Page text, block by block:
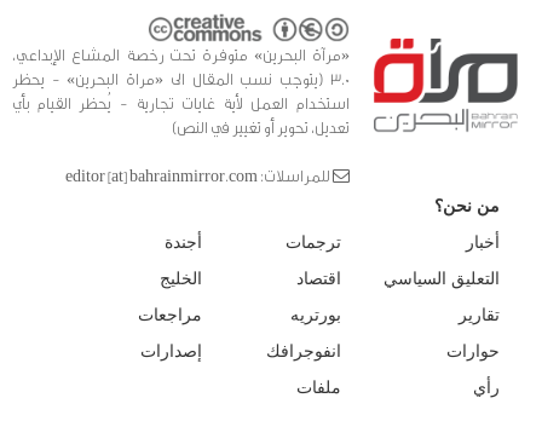
«مرآة البحرين» متوفرة تحت رخصة المشاع الإبداعي،
3.0 (يتوجب نسب المقال الى «مراة البحرين» - يحظر
استخدام العمل لأية غايات تجارية - يُحظر القيام بأي
تعديل، تحوير أو تغيير في النص)
للمراسلات: editor [at] bahrainmirror.com
من نحن؟
أخبار
التعليق السياسي
تقارير
حوارات
رأي
ترجمات
اقتصاد
بورتريه
انفوجرافك
ملفات
أجندة
الخليج
مراجعات
إصدارات